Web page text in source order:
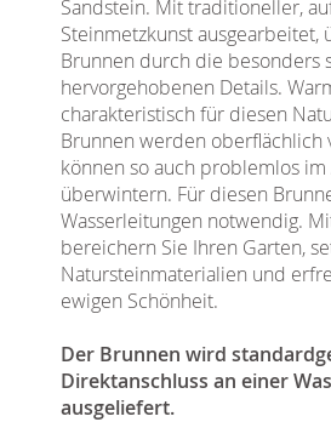
Sandstein. Mit traditioneller,
Steinmetzkunst ausgearbeitet,
Brunnen durch die besonders
hervorgehobenen Details.
charakteristisch für diesen
Brunnen werden oberflächlich
können so auch problemlos
überwintern. Für diesen
Wasserleitungen notwendig.
bereichern Sie Ihren Garten,
Natursteinmaterialien und
ewigen Schönheit.
Der Brunnen wird
Direktanschluss an einer
ausgeliefert.